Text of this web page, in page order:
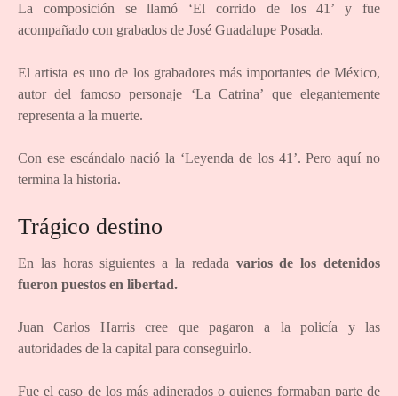
La composición se llamó ‘El corrido de los 41’ y fue
acompañado con grabados de José Guadalupe Posada.
El artista es uno de los grabadores más importantes de México,
autor del famoso personaje ‘La Catrina’ que elegantemente
representa a la muerte.
Con ese escándalo nació la ‘Leyenda de los 41’. Pero aquí no
termina la historia.
Trágico destino
En las horas siguientes a la redada varios de los detenidos
fueron puestos en libertad.
Juan Carlos Harris cree que pagaron a la policía y las
autoridades de la capital para conseguirlo.
Fue el caso de los más adinerados o quienes formaban parte de